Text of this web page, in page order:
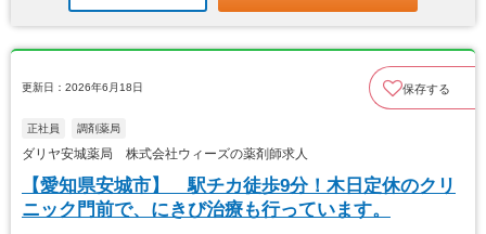
更新日：2026年6月18日 保存する
正社員 調剤薬局
ダリヤ安城薬局 株式会社ウィーズの薬剤師求人
【愛知県安城市】 駅チカ徒歩9分！木日定休のクリ
ニック門前で、にきび治療も行っています。